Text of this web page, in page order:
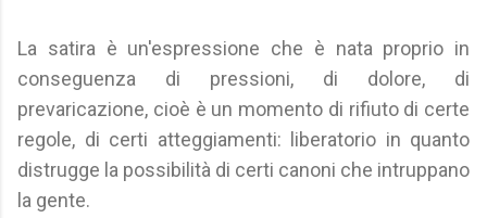
La satira è un'espressione che è nata proprio in
conseguenza di pressioni, di dolore, di
prevaricazione, cioè è un momento di rifiuto di certe
regole, di certi atteggiamenti: liberatorio in quanto
distrugge la possibilità di certi canoni che intruppano
la gente.